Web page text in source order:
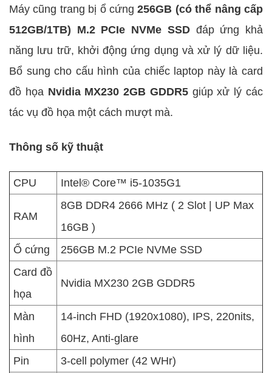
Máy cũng trang bị ổ cứng256GB (có thể nâng cấp
512GB/1TB) M.2 PCIe NVMe SSD đáp ứng khả
năng lưu trữ, khởi động ứng dụng và xử lý dữ liệu.
Bổ sung cho cấu hình của chiếc laptop này là card
đồ họa Nvidia MX230 2GB GDDR5 giúp xử lý các
tác vụ đồ họa một cách mượt mà.
Thông số kỹ thuật
CPU Intel® Core™ i5-1035G1
RAM
8GB DDR4 2666 MHz ( 2 Slot | UP Max
16GB )
Ổ cứng
256GB M.2 PCIe NVMe SSD
Card đồ
họa
Nvidia MX230 2GB GDDR5
Màn
hình
14-inch FHD (1920x1080), IPS, 220nits,
60Hz, Anti-glare
Pin
3-cell polymer (42 WHr)